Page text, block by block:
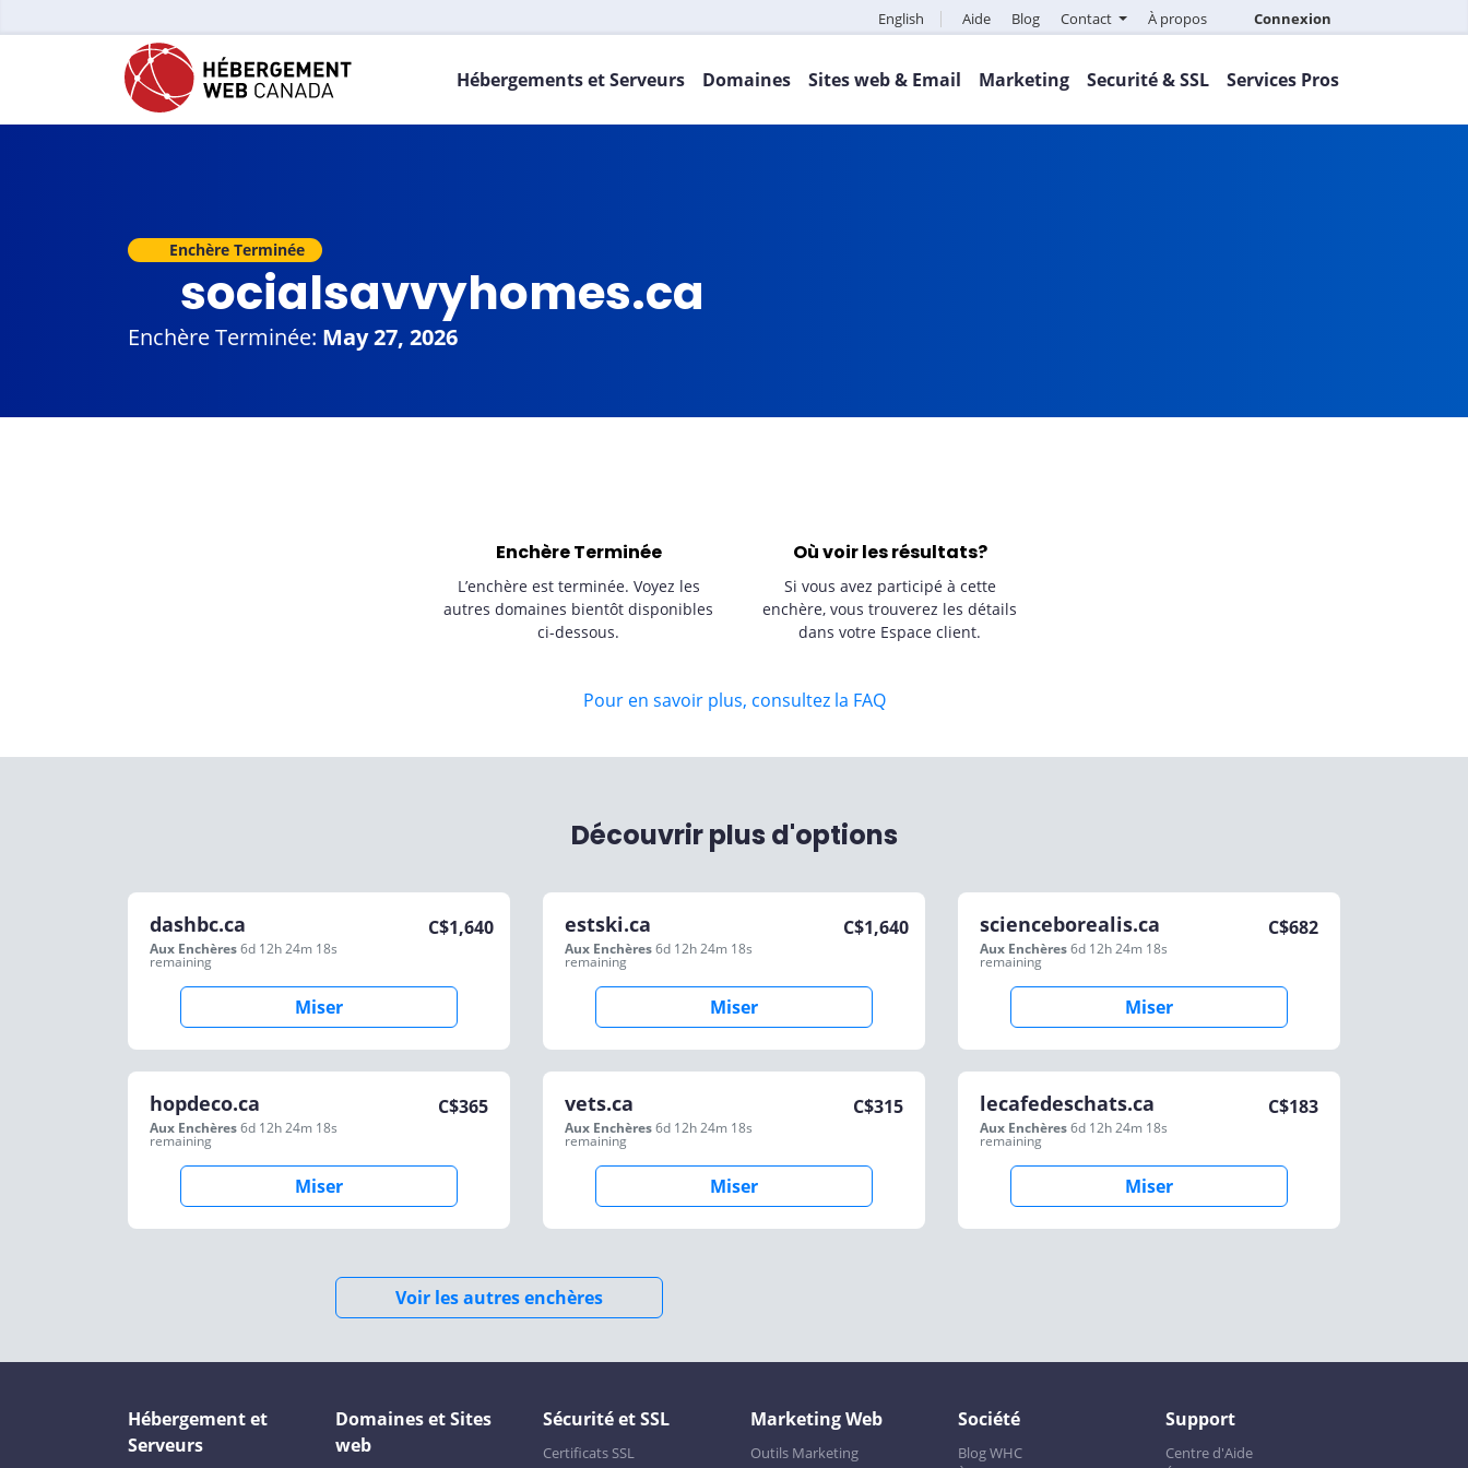
English Aide Blog Contact À propos Connexion
Hébergements et Serveurs Domaines Sites web & Email Marketing Securité & SSL Services Pros
Enchère Terminée
socialsavvyhomes.ca
Enchère Terminée: May 27, 2026
Enchère Terminée
L’enchère est terminée. Voyez les
autres domaines bientôt disponibles
ci-dessous.
Où voir les résultats?
Si vous avez participé à cette
enchère, vous trouverez les détails
dans votre Espace client.
Pour en savoir plus, consultez la FAQ
Découvrir plus d'options
dashbc.ca
Aux Enchères6d 12h 24m 18s
remaining
C$1,640
Miser
estski.ca
Aux Enchères6d 12h 24m 18s
remaining
C$1,640
Miser
scienceborealis.ca
Aux Enchères6d 12h 24m 18s
remaining
C$682
Miser
hopdeco.ca
Aux Enchères6d 12h 24m 18s
remaining
C$365
Miser
vets.ca
Aux Enchères6d 12h 24m 18s
remaining
C$315
Miser
lecafedeschats.ca
Aux Enchères6d 12h 24m 18s
remaining
C$183
Miser
Voir les autres enchères
Hébergement et
Serveurs
Domaines et Sites
web
Sécurité et SSL
Certificats SSL
Marketing Web
Outils Marketing
Société
Blog WHC
Support
Centre d'Aide